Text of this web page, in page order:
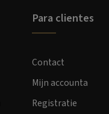
Para clientes
Contact
Mijn accounta
Registratie